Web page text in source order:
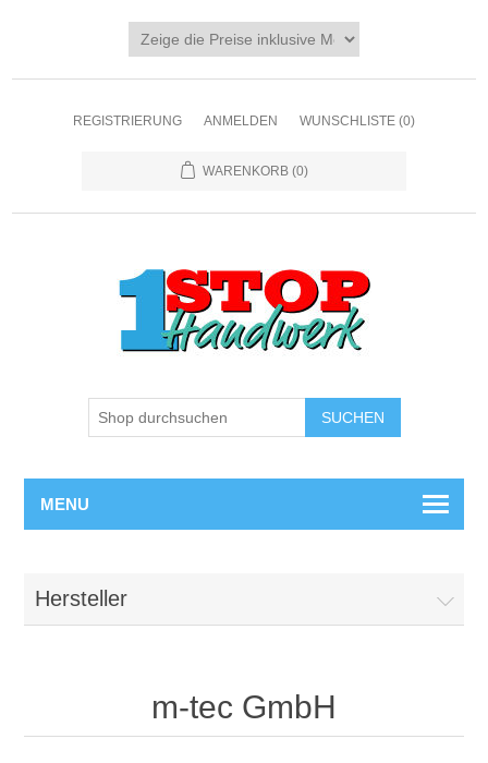
REGISTRIERUNG ANMELDEN WUNSCHLISTE (0)
WARENKORB (0)
MENU
Hersteller
m-tec GmbH